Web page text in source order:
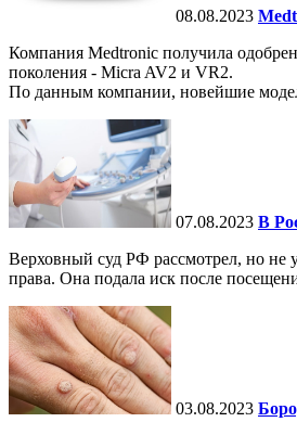
08.08.2023
Компания Medtronic получила
поколения - Micra AV2 и VR2.
По данным компании, новейшие
07.08.2023 В
Верховный суд РФ рассмотрел, но не
права. Она подала иск после
03.08.2023